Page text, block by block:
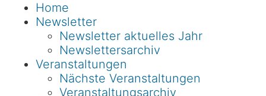
Home
Newsletter
Newsletter aktuelles Jahr
Newslettersarchiv
Veranstaltungen
Nächste Veranstaltungen
Veranstaltungsarchiv